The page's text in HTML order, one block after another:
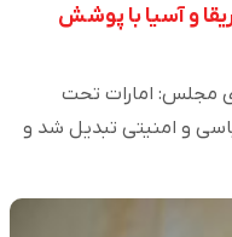
و آسیا با پوشش
مجلس: امارات تحت
و امنیتی تبدیل شد و